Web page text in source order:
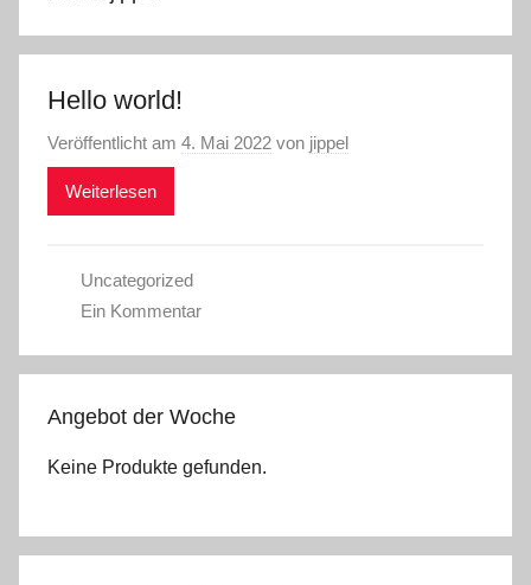
Hello world!
Veröffentlicht am 4. Mai 2022 von jippel
Weiterlesen
Uncategorized
Ein Kommentar
Angebot der Woche
Keine Produkte gefunden.